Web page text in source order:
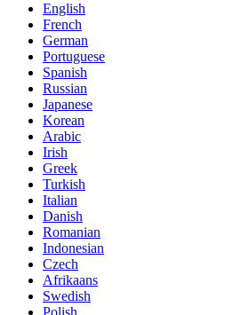
English
French
German
Portuguese
Spanish
Russian
Japanese
Korean
Arabic
Irish
Greek
Turkish
Italian
Danish
Romanian
Indonesian
Czech
Afrikaans
Swedish